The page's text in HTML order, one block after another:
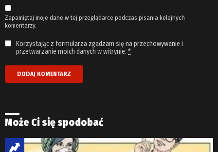
Zapamiętaj moje dane w tej przeglądarce podczas pisania kolejnych
komentarzy.
Korzystając z formularza zgadzam się na przechowywanie i
przetwarzanie moich danych w witrynie. *
Może Ci się spodobać